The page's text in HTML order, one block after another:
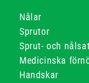
Nålar
Sprutor
Sprut- och
Medicinska
Handskar